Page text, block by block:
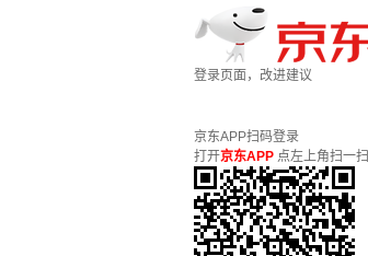
登录页面，改进建议
京东APP扫码登录
打开京东APP 点左上角扫一扫